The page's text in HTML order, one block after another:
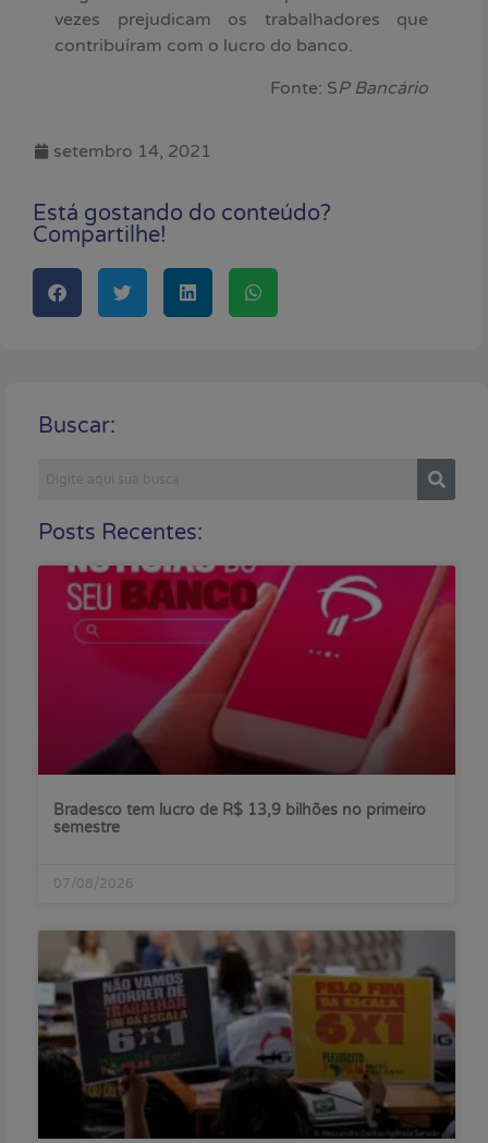
vezes prejudicam os trabalhadores que
contribuíram com o lucro do banco.
Fonte: SP Bancário
setembro 14, 2021
Está gostando do conteúdo?
Compartilhe!
Buscar:
Posts Recentes:
Bradesco tem lucro de R$ 13,9 bilhões no primeiro
semestre
07/08/2026